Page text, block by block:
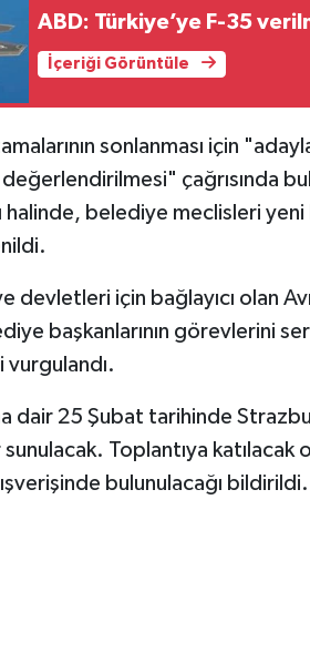
ABD: Türkiye’ye F-35
İçeriği Görüntüle
sonlanması için
çağrısında
halinde, belediye meclisleri yeni
devletleri için bağlayıcı olan
başkanlarının görevlerini
dair 25 Şubat tarihinde
Toplantıya
bulunulacağı bildirildi.